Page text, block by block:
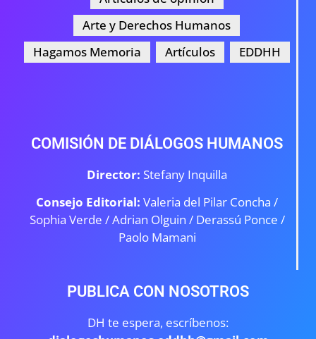
Arte y Derechos Humanos
Hagamos Memoria
Artículos EDDHH
COMISIÓN DE DIÁLOGOS HUMANOS
Director: Stefany Inquilla
Consejo Editorial: Valeria del Pilar Concha /
Sophia Verde /Adrian Olguin / Derassú Ponce /
Paolo Mamani
PUBLICA CON NOSOTROS
DH te espera, escríbenos: